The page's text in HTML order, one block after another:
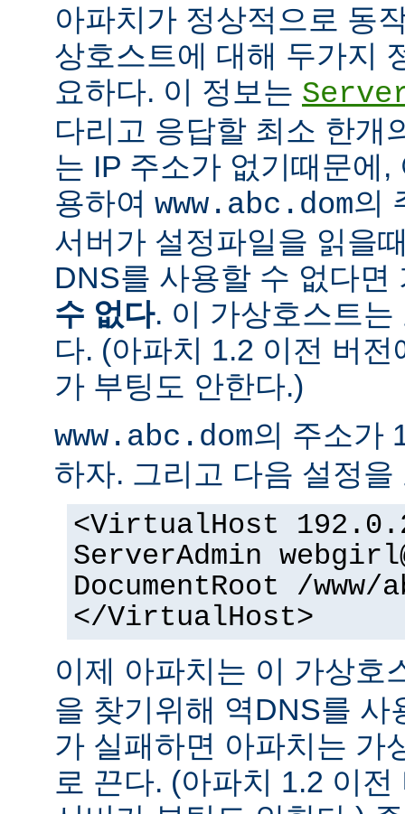
아파치가 정상적으로 동
상호스트에 대해 두가지
요하다. 이 정보는
다리고 응답할 최소 한개
는 IP 주소가 없기때문에
용하여 www.abc.dom의
서버가 설정파일을 읽을
DNS를 사용할 수 없다
수 없다. 이 가상호스트
다. (아파치 1.2 이전 버
가 부팅도 안한다.)
www.abc.dom의 주소가
하자. 그리고 다음 설정을
<VirtualHost
ServerAdmin
DocumentRoot /www/
</VirtualHost>
이제 아파치는 이 가상호
을 찾기위해 역DNS를 사
가 실패하면 아파치는 가
로 끈다. (아파치 1.2 이